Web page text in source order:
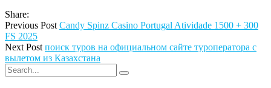
Share:
Previous Post Candy Spinz Casino Portugal Atividade 1500 + 300
FS 2025
Next Post поиск туров на официальном сайте туроператора с
вылетом из Казахстана